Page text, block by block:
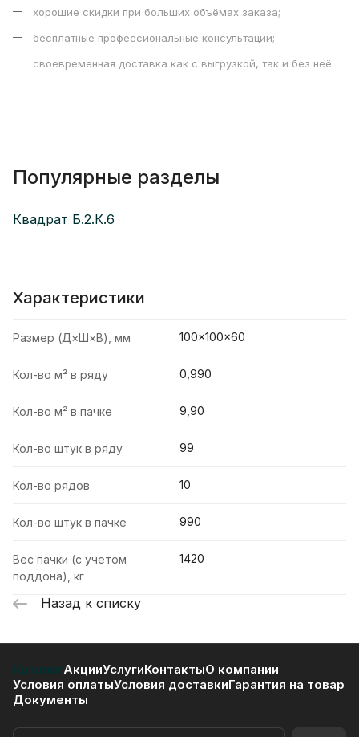
хорошие скидки при больших объёмах заказа;
бесплатные профессиональные консультации;
своевременная доставка как с выгрузкой, так и без неё.
Популярные разделы
Квадрат Б.2.К.6
Характеристики
Размер (Д×Ш×В), мм 100×100×60
Кол-во м² в ряду 0,990
Кол-во м² в пачке 9,90
Кол-во штук в ряду 99
Кол-во рядов 10
Кол-во штук в пачке 990
Вес пачки (с учетом
поддона), кг
1420
Назад к списку
КаталогАкцииУслугиКонтактыО компании
Условия оплатыУсловия доставкиГарантия на товар
Документы